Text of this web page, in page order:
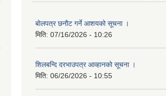
बोलपत्र छनौट गर्ने आशयको सूचना ।
मिति: 07/16/2026 - 10:26
शिलबन्दि दरभाउपत्र आव्हानको सूचना ।
मिति: 06/26/2026 - 10:55